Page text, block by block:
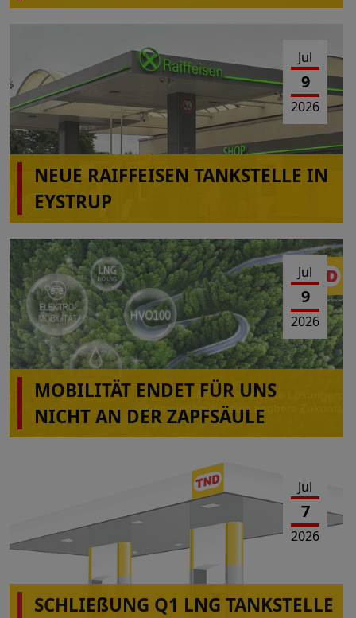
wiro Autohof A31 Rhede(Ems)
Jul
9
2026
NEUE RAIFFEISEN TANKSTELLE IN
EYSTRUP
Jul
9
2026
MOBILITÄT ENDET FÜR UNS
NICHT AN DER ZAPFSÄULE
Jul
7
2026
SCHLIEßUNG Q1 LNG TANKSTELLE